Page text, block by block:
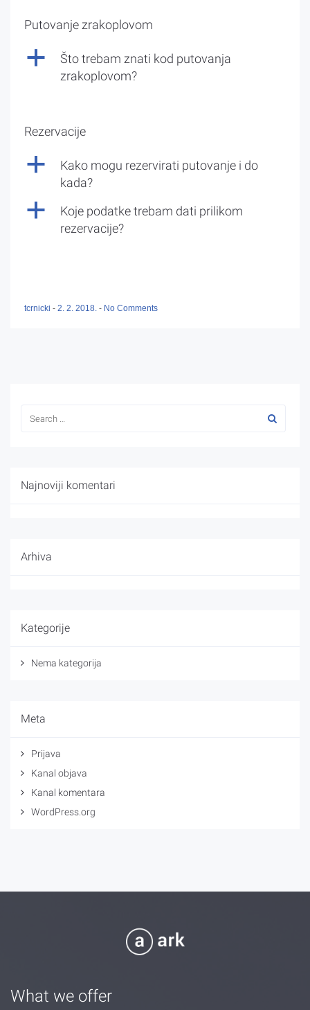
Putovanje zrakoplovom
a
Što trebam znati kod putovanja
zrakoplovom?
Rezervacije
a
Kako mogu rezervirati putovanje i do
kada?
a
Koje podatke trebam dati prilikom
rezervacije?
tcrnicki - 2. 2. 2018. - No Comments
Najnoviji komentari
Arhiva
Kategorije
Nema kategorija
Meta
Prijava
Kanal objava
Kanal komentara
WordPress.org
What we offer